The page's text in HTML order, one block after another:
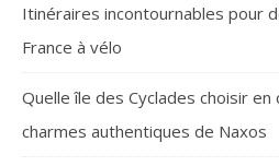
Itinéraires incontournables pour
France à vélo
Quelle île des Cyclades choisir
charmes authentiques de Naxos